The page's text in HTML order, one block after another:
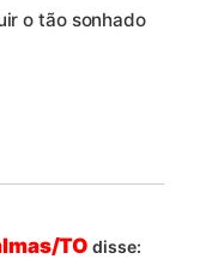
o tão sonhado
TO disse: